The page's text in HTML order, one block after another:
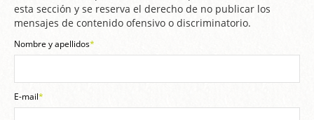
esta sección y se reserva el derecho de no publicar los
mensajes de contenido ofensivo o discriminatorio.
Nombre y apellidos*
E-mail*